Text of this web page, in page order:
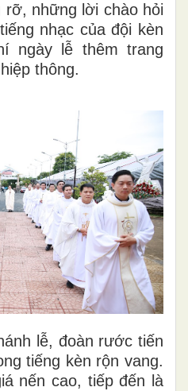
những lời chào hỏi
nhạc của đội kèn
ngày lễ thêm trang
thông.
lễ, đoàn rước tiến
tiếng kèn rộn vang.
nến cao, tiếp đến là